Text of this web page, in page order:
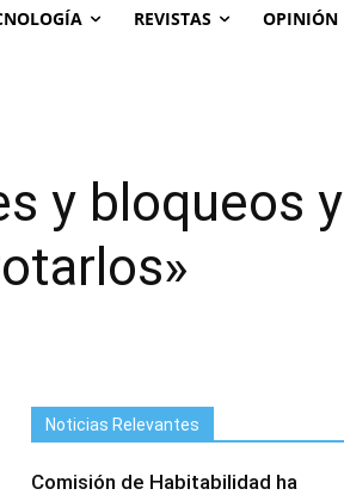
REVISTAS OPINIÓN
y bloqueos y
Noticias Relevantes
Comisión de Habitabilidad ha